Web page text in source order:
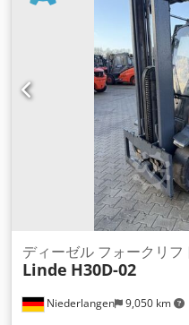
Niederlangen 9,050 km
ディーゼル フォークリフ
Linde H30D-02